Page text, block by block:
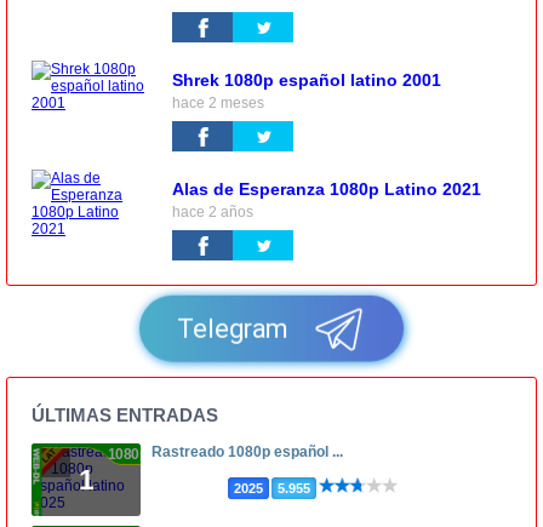
Shrek 1080p español latino 2001
hace 2 meses
Alas de Esperanza 1080p Latino 2021
hace 2 años
Telegram
ÚLTIMAS ENTRADAS
1
1080p Rastreado 1080p español ...
2025 5.955